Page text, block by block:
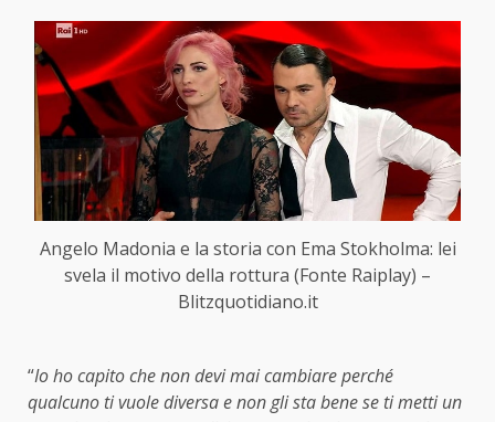
Angelo Madonia e la storia con Ema Stokholma: lei
svela il motivo della rottura (Fonte Raiplay) –
Blitzquotidiano.it
“Io ho capito che non devi mai cambiare perché
qualcuno ti vuole diversa e non gli sta bene se ti metti un